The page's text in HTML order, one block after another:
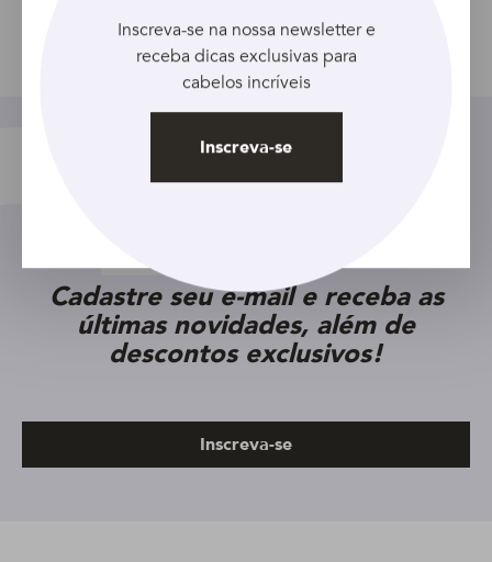
Cadastre seu e-mail e receba as
últimas novidades, além de
descontos exclusivos!
Inscreva-se
Inscreva-se na nossa newsletter e
receba dicas exclusivas para
cabelos incríveis
Inscreva-se